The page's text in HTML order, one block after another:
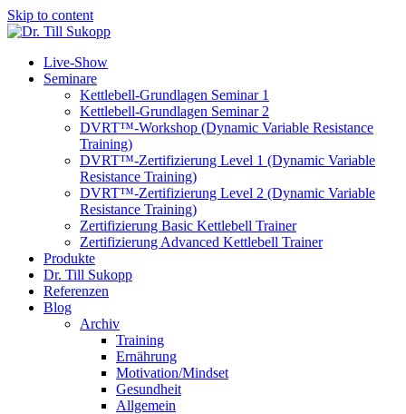
Skip to content
Live-Show
Seminare
Kettlebell-Grundlagen Seminar 1
Kettlebell-Grundlagen Seminar 2
DVRT™-Workshop (Dynamic Variable Resistance
Training)
DVRT™-Zertifizierung Level 1 (Dynamic Variable
Resistance Training)
DVRT™-Zertifizierung Level 2 (Dynamic Variable
Resistance Training)
Zertifizierung Basic Kettlebell Trainer
Zertifizierung Advanced Kettlebell Trainer
Produkte
Dr. Till Sukopp
Referenzen
Blog
Archiv
Training
Ernährung
Motivation/Mindset
Gesundheit
Allgemein